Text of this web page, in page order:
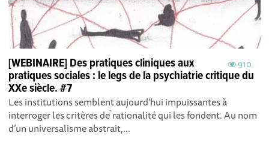
910
[WEBINAIRE] Des pratiques cliniques aux
pratiques sociales : le legs de la psychiatrie critique du
XXe siècle. #7
Les institutions semblent aujourd’hui impuissantes à
interroger les critères de ̀rationalité qui les fondent. Au nom
d’un universalisme abstrait,...